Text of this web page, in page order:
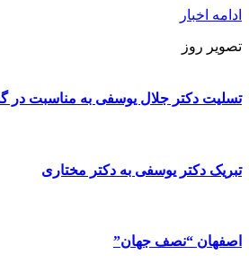
ادامه اخبار
تصویر روز
تسلیت دکتر جلال یوسفی به مناسبت در
تبریک دکتر یوسفی به دکتر مختاری
اصفهان “نصف جهان”